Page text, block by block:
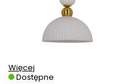
Więcej
Dostępne